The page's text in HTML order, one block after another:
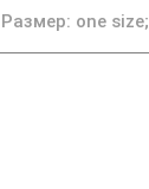
Размер: one size;